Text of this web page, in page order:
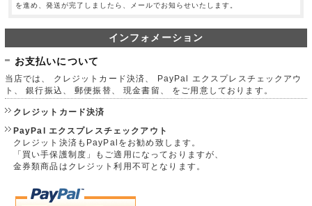
を進め、発送が完了しましたら、メールでお知らせいたします。
インフォメーション
お支払いについて
当店では、 クレジットカード決済、 PayPal エクスプレスチェックアウ
ト、 銀行振込、 郵便振替、 現金書留、 をご用意しております。
クレジットカード決済
PayPal エクスプレスチェックアウト
クレジット決済もPayPalをお勧め致します。
「買い手保護制度」もご適用になっておりますが、
金券類商品はクレジット利用不可となります。